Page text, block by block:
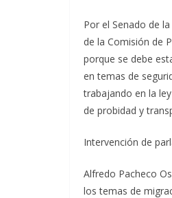
Por el Senado de
de la Comisión de
porque se debe
en temas de
trabajando en la
de probidad y
Intervención de
Alfredo Pacheco
los temas de